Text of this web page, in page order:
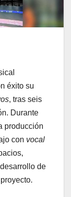
éxito su
, tras seis
Durante
producción
con vocal
de